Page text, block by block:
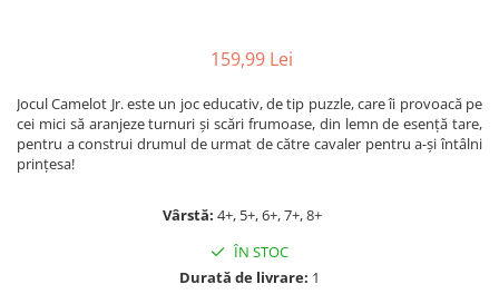
LEGO Jurassic World
LEGO Sonic the Hedgehog
159,99 Lei
Jocul Camelot Jr. este un joc educativ, de tip puzzle, care îi provoacă pe
cei mici să aranjeze turnuri şi scări frumoase, din lemn de esenţă tare,
pentru a construi drumul de urmat de către cavaler pentru a-şi întâlni
prinţesa!
Vârstă: 4+, 5+, 6+, 7+, 8+
ÎN STOC
Durată de livrare: 1